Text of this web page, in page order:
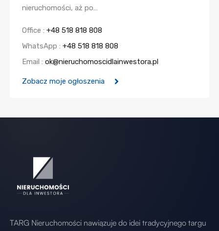
nieruchomości, aż po…
Office : +48 518 818 808
WhatsApp : +48 518 818 808
Email : ok@nieruchomoscidlainwestora.pl
Zobacz moje ogłoszenia
TARG Nieruchomości nawiązuje do idei tradycyjnego targu